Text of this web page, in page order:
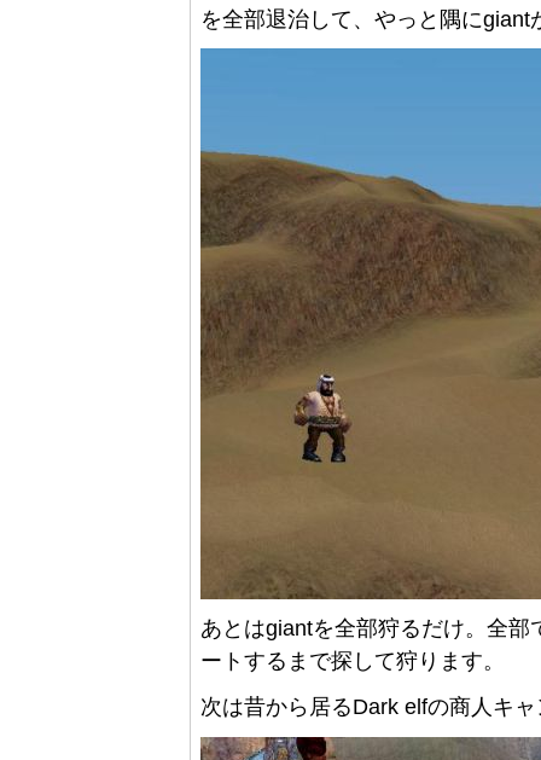
を全部退治して、やっと隅にgiant
あとはgiantを全部狩るだけ。全
ートするまで探して狩ります。
次は昔から居るDark elfの商人キ